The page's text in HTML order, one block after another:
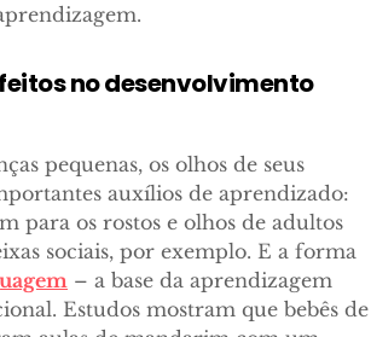
no desenvolvimento
pequenas, os olhos de seus
auxílios de aprendizado:
para os rostos e olhos de adultos
sociais, por exemplo. E a forma
– a base da aprendizagem
Estudos mostram que bebês de